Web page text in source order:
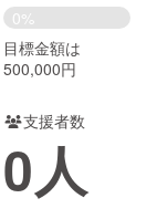
チャレンジ
Creation
ミュニティ
0%
目標金額は
500,000円
支援者数
0人